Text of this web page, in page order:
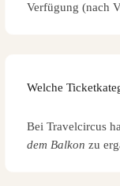
Verfügung (nach
Welche
Bei Travelcircus
dem Balkon zu